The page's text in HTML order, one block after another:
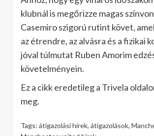
klubnál is megőrizze magas
Casemiro szigorú rutint követ,
az étrendre, az alvásra és a fizikai
jóval túlmutat Ruben Amorim
követelményein.
Ez a cikk eredetileg a Trivela
meg.
Tags: átigazolási hírek, átigazolások,